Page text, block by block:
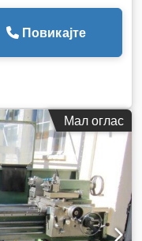
Повикајте
Мал оглас